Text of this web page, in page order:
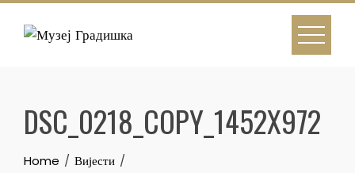
Skip
DSC_0218_COPY_1452X972
Home
Вијести